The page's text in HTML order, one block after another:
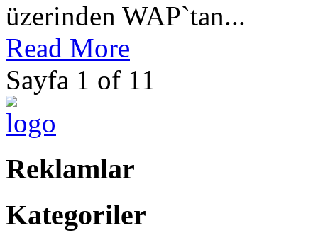
üzerinden WAP`tan...
Read More
Sayfa 1 of 11
Reklamlar
Kategoriler